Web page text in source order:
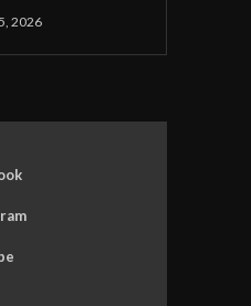
2026